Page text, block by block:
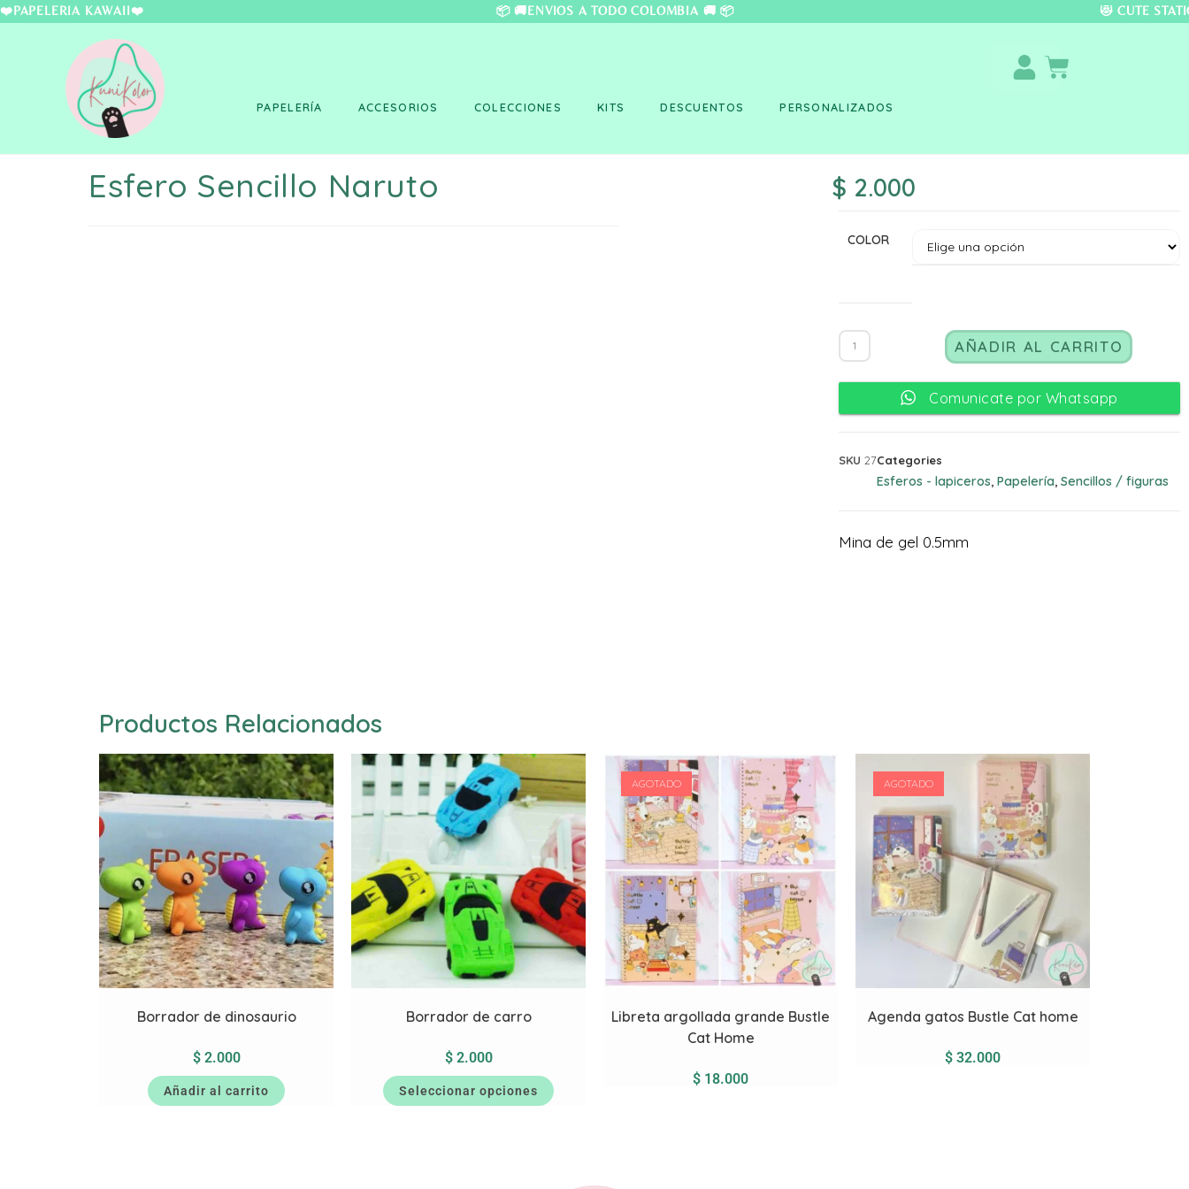
❤️PAPELERÍA KAWAII❤️ 📦 🚚ENVÍOS A TODO COLOMBIA 🚚 📦 😻
PAPELERÍA ACCESORIOS COLECCIONES KITS DESCUENTOS PERSONALIZADOS
Esfero Sencillo Naruto $ 2.000
COLOR
AÑADIR AL CARRITO
Comunicate por Whatsapp
SKU 27Categories
Esferos - lapiceros Papelería Sencillos / figuras
Mina de gel 0.5mm
Productos Relacionados
Borrador de dinosaurio
$2.000
Añadir al carrito
Borrador de carro
$2.000
Seleccionar opciones
AGOTADO
Libreta argollada grande Bustle
Cat Home
$ 18.000
AGOTADO
Agenda gatos Bustle Cat home
$ 32.000